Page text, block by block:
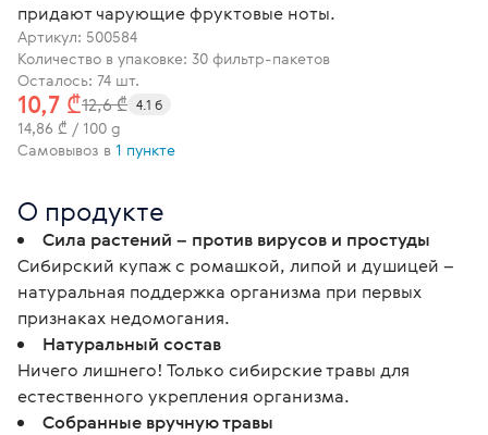
придают чарующие фруктовые ноты.
Артикул: 500584
Количество в упаковке: 30 фильтр-пакетов
Осталось: 74 шт.
10,7 ₾12,6 ₾ 4.1 б
14,86 ₾ / 100 g
Самовывоз в 1 пункте
О продукте
Сила растений – против вирусов и простуды
Сибирский купаж с ромашкой, липой и душицей –
натуральная поддержка организма при первых
признаках недомогания.
Натуральный состав
Ничего лишнего! Только сибирские травы для
естественного укрепления организма.
Собранные вручную травы